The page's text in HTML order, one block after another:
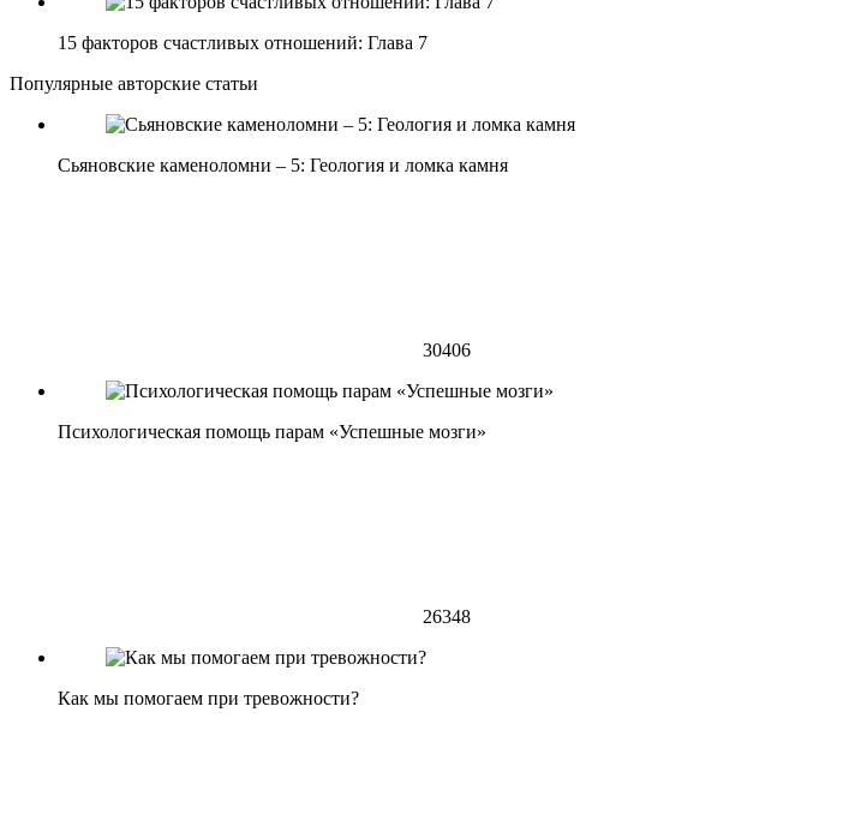
15 факторов счастливых отношений: Глава 7
Популярные авторские статьи
Сьяновские каменоломни – 5: Геология и ломка камня
30406
Психологическая помощь парам «Успешные мозги»
26348
Как мы помогаем при тревожности?